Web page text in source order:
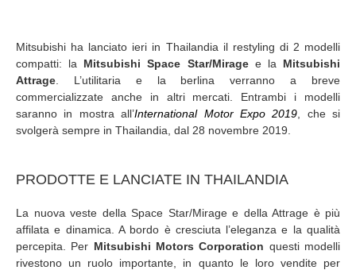
Mitsubishi ha lanciato ieri in Thailandia il restyling di 2 modelli
compatti: la Mitsubishi Space Star/Miragee la Mitsubishi
Attrage . L’utilitaria e la berlina verranno a breve
commercializzate anche in altri mercati. Entrambi i modelli
saranno in mostra all’International Motor Expo 2019 , che si
svolgerà sempre in Thailandia, dal 28 novembre 2019.
PRODOTTE E LANCIATE IN THAILANDIA
La nuova veste della Space Star/Mirage e della Attrage è più
affilata e dinamica. A bordo è cresciuta l’eleganza e la qualità
percepita. Per Mitsubishi Motors Corporation questi modelli
rivestono un ruolo importante, in quanto le loro vendite per